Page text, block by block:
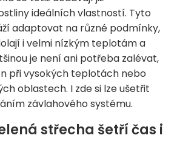
ideálních vlastností. Tyto
adaptovat na různé podmínky,
i velmi nízkým teplotám a
je není ani potřeba zalévat,
při vysokých teplotách nebo
oblastech. I zde si lze ušetřit
závlahového systému.
střecha šetří čas i